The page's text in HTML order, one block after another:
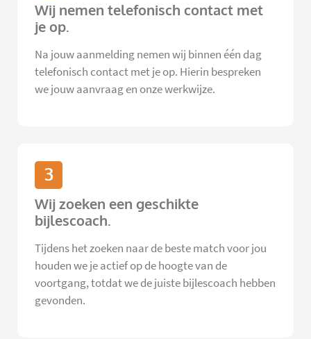
Wij nemen telefonisch contact met
je op.
Na jouw aanmelding nemen wij binnen één dag
telefonisch contact met je op. Hierin bespreken
we jouw aanvraag en onze werkwijze.
3
Wij zoeken een geschikte
bijlescoach.
Tijdens het zoeken naar de beste match voor jou
houden we je actief op de hoogte van de
voortgang, totdat we de juiste bijlescoach hebben
gevonden.